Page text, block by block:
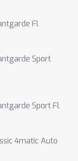
Fl
Sport
Sport Fl
4matic Auto